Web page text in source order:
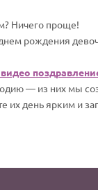
Ничего проще!
рождения
— из них мы
их день ярким и